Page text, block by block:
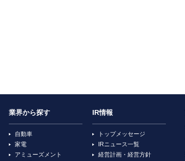
業界から探す
自動車
家電
アミューズメント
IR情報
トップメッセージ
IRニュース一覧
経営計画・経営方針